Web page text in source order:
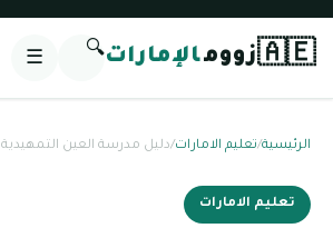
🇦🇪زوومالإمارات🔍
☰
الرئيسية/تعليم الامارات/دليل مدرسة العين التمهيدية
تعليم الامارات